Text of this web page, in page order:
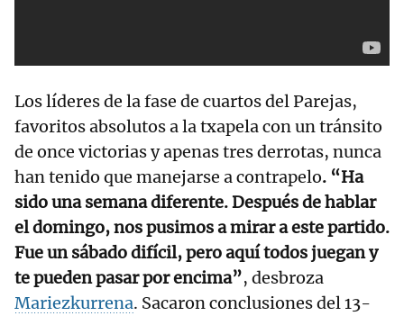
Los líderes de la fase de cuartos del Parejas,
favoritos absolutos a la txapela con un tránsito
de once victorias y apenas tres derrotas, nunca
han tenido que manejarse a contrapelo. “Ha
sido una semana diferente. Después de hablar
el domingo, nos pusimos a mirar a este partido.
Fue un sábado difícil, pero aquí todos juegan y
te pueden pasar por encima”, desbroza
Mariezkurrena. Sacaron conclusiones del 13-